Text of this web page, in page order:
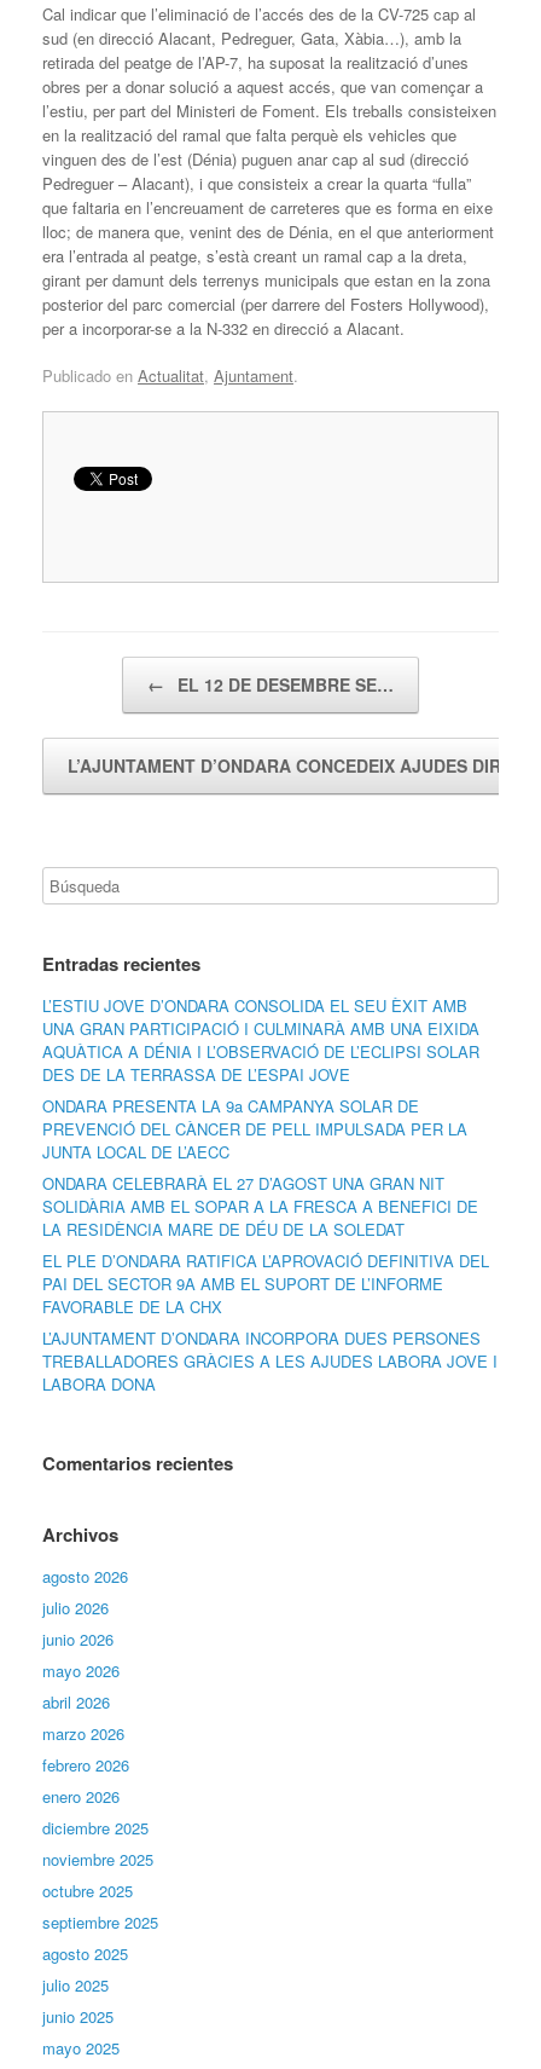
Cal indicar que l’eliminació de l’accés des de la CV-725 cap al
sud (en direcció Alacant, Pedreguer, Gata, Xàbia…), amb la
retirada del peatge de l’AP-7, ha suposat la realització d’unes
obres per a donar solució a aquest accés, que van començar a
l’estiu, per part del Ministeri de Foment. Els treballs consisteixen
en la realització del ramal que falta perquè els vehicles que
vinguen des de l’est (Dénia) puguen anar cap al sud (direcció
Pedreguer – Alacant), i que consisteix a crear la quarta “fulla”
que faltaria en l’encreuament de carreteres que es forma en eixe
lloc; de manera que, venint des de Dénia, en el que anteriorment
era l’entrada al peatge, s’està creant un ramal cap a la dreta,
girant per damunt dels terrenys municipals que estan en la zona
posterior del parc comercial (per darrere del Fosters Hollywood),
per a incorporar-se a la N-332 en direcció a Alacant.
Publicado en Actualitat, Ajuntament.
← EL 12 DE DESEMBRE SE…
L’AJUNTAMENT D’ONDARA CONCEDEIX AJUDES
Entradas recientes
L’ESTIU JOVE D’ONDARA CONSOLIDA EL SEU ÈXIT AMB
UNA GRAN PARTICIPACIÓ I CULMINARÀ AMB UNA EIXIDA
AQUÀTICA A DÉNIA I L’OBSERVACIÓ DE L’ECLIPSI SOLAR
DES DE LA TERRASSA DE L’ESPAI JOVE
ONDARA PRESENTA LA 9a CAMPANYA SOLAR DE
PREVENCIÓ DEL CÀNCER DE PELL IMPULSADA PER LA
JUNTA LOCAL DE L’AECC
ONDARA CELEBRARÀ EL 27 D’AGOST UNA GRAN NIT
SOLIDÀRIA AMB EL SOPAR A LA FRESCA A BENEFICI DE
LA RESIDÈNCIA MARE DE DÉU DE LA SOLEDAT
EL PLE D’ONDARA RATIFICA L’APROVACIÓ DEFINITIVA DEL
PAI DEL SECTOR 9A AMB EL SUPORT DE L’INFORME
FAVORABLE DE LA CHX
L’AJUNTAMENT D’ONDARA INCORPORA DUES PERSONES
TREBALLADORES GRÀCIES A LES AJUDES LABORA JOVE I
LABORA DONA
Comentarios recientes
Archivos
agosto 2026
julio 2026
junio 2026
mayo 2026
abril 2026
marzo 2026
febrero 2026
enero 2026
diciembre 2025
noviembre 2025
octubre 2025
septiembre 2025
agosto 2025
julio 2025
junio 2025
mayo 2025